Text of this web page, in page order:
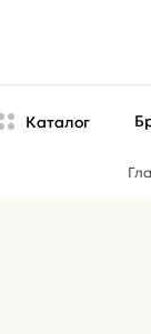
Каталог